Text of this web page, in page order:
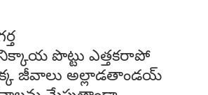
పొట్టు ఎత్తకరాపో
జీవాలు అల్లాడతాండయ్